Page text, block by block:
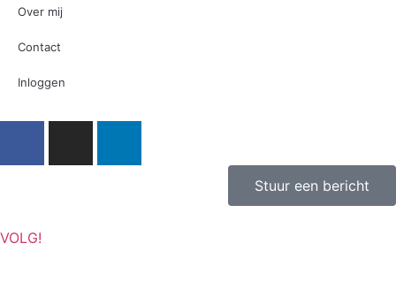
Over mij
Contact
Inloggen
Stuur een bericht
VOLG!